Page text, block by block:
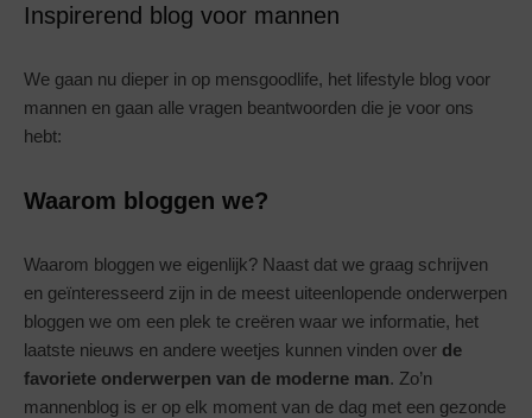
Inspirerend blog voor mannen
We gaan nu dieper in op mensgoodlife, het lifestyle blog voor
mannen en gaan alle vragen beantwoorden die je voor ons
hebt:
Waarom bloggen we?
Waarom bloggen we eigenlijk? Naast dat we graag schrijven
en geïnteresseerd zijn in de meest uiteenlopende onderwerpen
bloggen we om een plek te creëren waar we informatie, het
laatste nieuws en andere weetjes kunnen vinden over de
favoriete onderwerpen van de moderne man. Zo’n
mannenblog is er op elk moment van de dag met een gezonde